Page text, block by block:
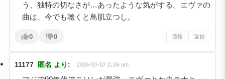
う、独特の切なさが…あったような気がする。エヴァの
曲は、今でも聴くと鳥肌立つし。
0 0 通報 返信
11177 匿名 より: 2026-03-10 11:06 am